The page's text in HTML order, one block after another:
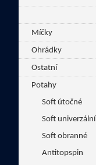
Míčky
Ohrádky
Ostatní
Potahy
Soft útočné
Soft univerzální
Soft obranné
Antitopspin